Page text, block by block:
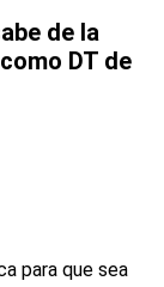
de la
DT de